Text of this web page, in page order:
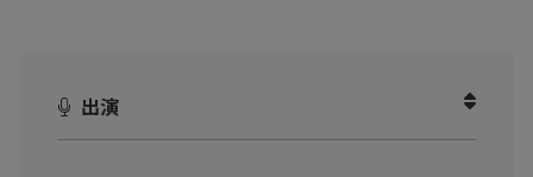
マネージャーの位置にいるけど、チームの育成や部下との関係性
について悩みを抱えている方
出演